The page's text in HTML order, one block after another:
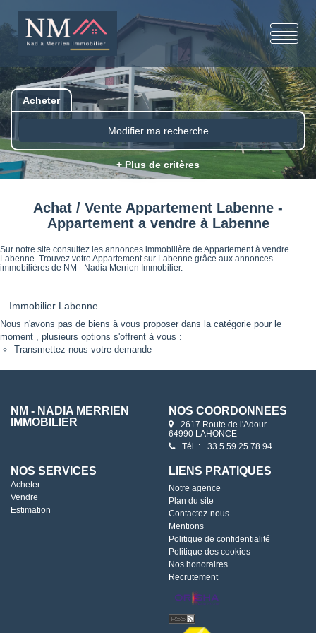
Acheter
Modifier ma recherche
+ Plus de critères
Achat / Vente Appartement Labenne -
Appartement a vendre à Labenne
Sur notre site consultez les annonces immobilière de Appartement à vendre
Labenne. Trouvez votre Appartement sur Labenne grâce aux annonces
immobilières de NM - Nadia Merrien Immobilier.
Immobilier Labenne
Nous n'avons pas de biens à vous proposer dans la catégorie pour le
moment , plusieurs options s'offrent à vous :
Transmettez-nous votre demande
NM - NADIA MERRIEN
IMMOBILIER
NOS COORDONNÉES
2617 Route de l'Adour
64990 LAHONCE
Tél. : +33 5 59 25 78 94
NOS SERVICES
Acheter
Vendre
Estimation
LIENS PRATIQUES
Notre agence
Plan du site
Contactez-nous
Mentions
Politique de confidentialité
Politique des cookies
Nos honoraires
Recrutement